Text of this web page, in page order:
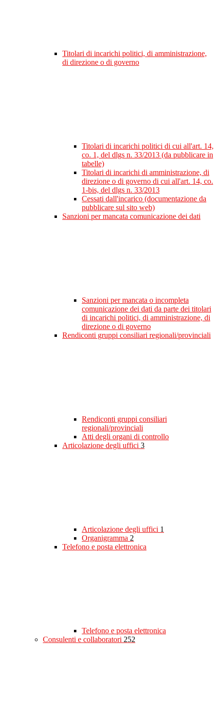
Titolari di incarichi politici, di amministrazione,
di direzione o di governo
Titolari di incarichi politici di cui all'art. 14,
co. 1, del dlgs n. 33/2013 (da pubblicare in
tabelle)
Titolari di incarichi di amministrazione, di
direzione o di governo di cui all'art. 14, co.
1-bis, del dlgs n. 33/2013
Cessati dall'incarico (documentazione da
pubblicare sul sito web)
Sanzioni per mancata comunicazione dei dati
Sanzioni per mancata o incompleta
comunicazione dei dati da parte dei titolari
di incarichi politici, di amministrazione, di
direzione o di governo
Rendiconti gruppi consiliari regionali/provinciali
Rendiconti gruppi consiliari
regionali/provinciali
Atti degli organi di controllo
Articolazione degli uffici 3
Articolazione degli uffici 1
Organigramma 2
Telefono e posta elettronica
Telefono e posta elettronica
Consulenti e collaboratori 252